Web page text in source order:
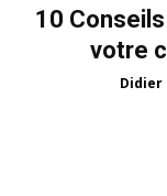
10
votre
Didier